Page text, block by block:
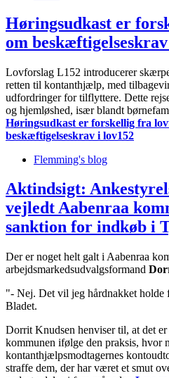
Høringsudkast er
om
Lovforslag L152 introducerer
retten til kontanthjælp, med
udfordringer for tilflyttere. Dette
og hjemløshed, især blandt
Høringsudkast er forskellig fra
beskæftigelseskrav i lov152
Flemming's blog
Aktindsigt:
vejledt Aabenraa
sanktion for indkøb i
Der er noget helt galt i Aabenraa
arbejdsmarkedsudvalgsformand
"- Nej. Det vil jeg hårdnakket
Bladet.
Dorrit Knudsen henviser til, at det
kommunen ifølge den praksis, hvor
kontanthjælpsmodtagernes
straffe dem, der har været et smut